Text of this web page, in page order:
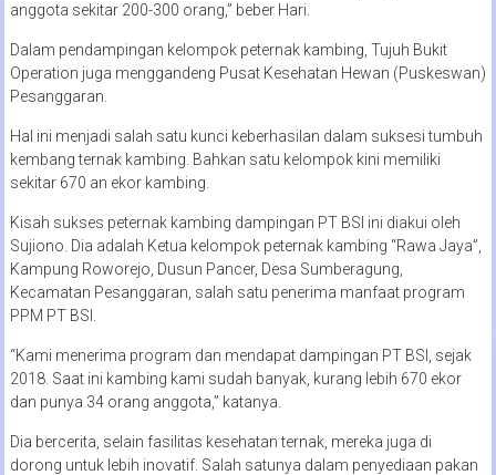
anggota sekitar 200-300 orang,” beber Hari.
Dalam pendampingan kelompok peternak kambing, Tujuh Bukit
Operation juga menggandeng Pusat Kesehatan Hewan (Puskeswan)
Pesanggaran.
Hal ini menjadi salah satu kunci keberhasilan dalam suksesi tumbuh
kembang ternak kambing. Bahkan satu kelompok kini memiliki
sekitar 670 an ekor kambing.
Kisah sukses peternak kambing dampingan PT BSI ini diakui oleh
Sujiono. Dia adalah Ketua kelompok peternak kambing “Rawa Jaya”,
Kampung Roworejo, Dusun Pancer, Desa Sumberagung,
Kecamatan Pesanggaran, salah satu penerima manfaat program
PPM PT BSI.
“Kami menerima program dan mendapat dampingan PT BSI, sejak
2018. Saat ini kambing kami sudah banyak, kurang lebih 670 ekor
dan punya 34 orang anggota,” katanya.
Dia bercerita, selain fasilitas kesehatan ternak, mereka juga di
dorong untuk lebih inovatif. Salah satunya dalam penyediaan pakan